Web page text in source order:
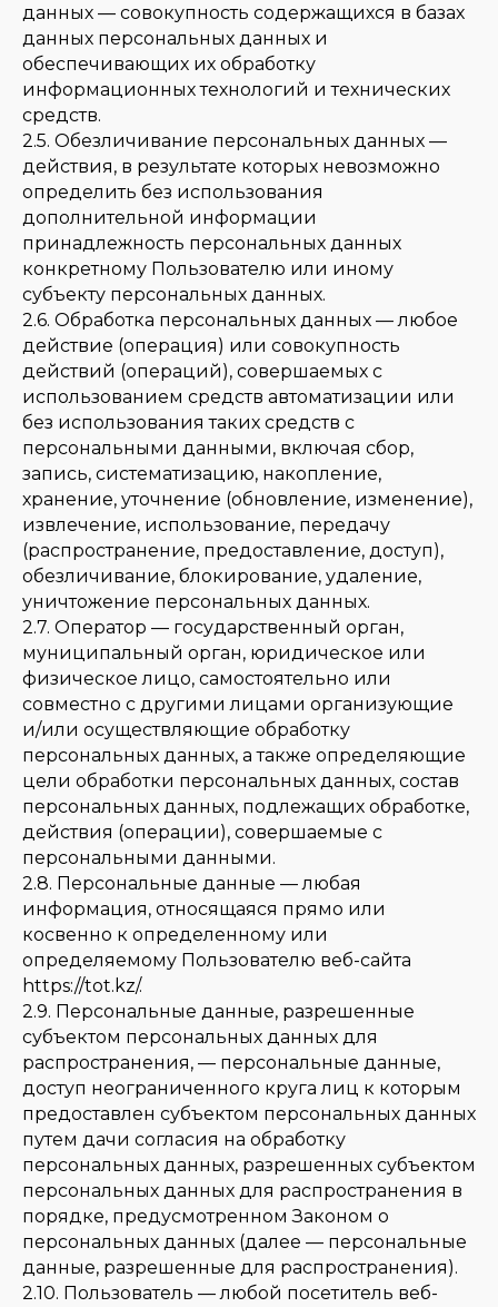
данных — совокупность содержащихся в базах
данных персональных данных и
обеспечивающих их обработку
информационных технологий и технических
средств.
2.5. Обезличивание персональных данных —
действия, в результате которых невозможно
определить без использования
дополнительной информации
принадлежность персональных данных
конкретному Пользователю или иному
субъекту персональных данных.
2.6. Обработка персональных данных — любое
действие (операция) или совокупность
действий (операций), совершаемых с
использованием средств автоматизации или
без использования таких средств с
персональными данными, включая сбор,
запись, систематизацию, накопление,
хранение, уточнение (обновление, изменение),
извлечение, использование, передачу
(распространение, предоставление, доступ),
обезличивание, блокирование, удаление,
уничтожение персональных данных.
2.7. Оператор — государственный орган,
муниципальный орган, юридическое или
физическое лицо, самостоятельно или
совместно с другими лицами организующие
и/или осуществляющие обработку
персональных данных, а также определяющие
цели обработки персональных данных, состав
персональных данных, подлежащих обработке,
действия (операции), совершаемые с
персональными данными.
2.8. Персональные данные — любая
информация, относящаяся прямо или
косвенно к определенному или
определяемому Пользователю веб-сайта
https://tot.kz/.
2.9. Персональные данные, разрешенные
субъектом персональных данных для
распространения, — персональные данные,
доступ неограниченного круга лиц к которым
предоставлен субъектом персональных данных
путем дачи согласия на обработку
персональных данных, разрешенных субъектом
персональных данных для распространения в
порядке, предусмотренном Законом о
персональных данных (далее — персональные
данные, разрешенные для распространения).
2.10. Пользователь — любой посетитель веб-